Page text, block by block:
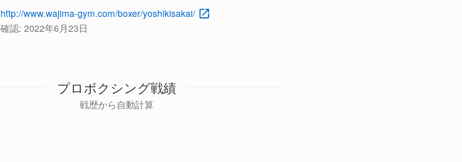
http://www.wajima-gym.com/boxer/yoshikisakai/
確認: 2022年6月23日
プロボクシング戦績
戦歴から自動計算